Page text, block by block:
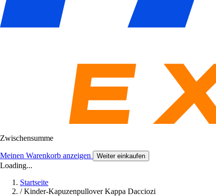
Zwischensumme
Meinen Warenkorb anzeigen Weiter einkaufen
Loading...
Startseite
/ Kinder-Kapuzenpullover Kappa Dacciozi